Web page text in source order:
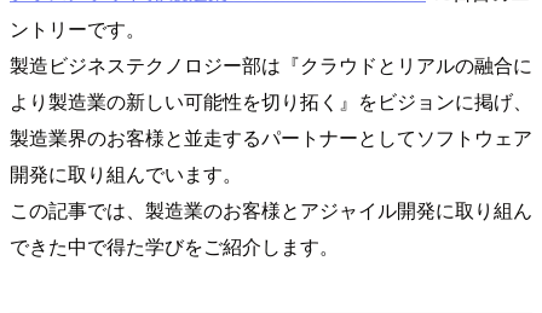
ントリーです。
製造ビジネステクノロジー部は『クラウドとリアルの融合に
より製造業の新しい可能性を切り拓く』をビジョンに掲げ、
製造業界のお客様と並走するパートナーとしてソフトウェア
開発に取り組んでいます。
この記事では、製造業のお客様とアジャイル開発に取り組ん
できた中で得た学びをご紹介します。